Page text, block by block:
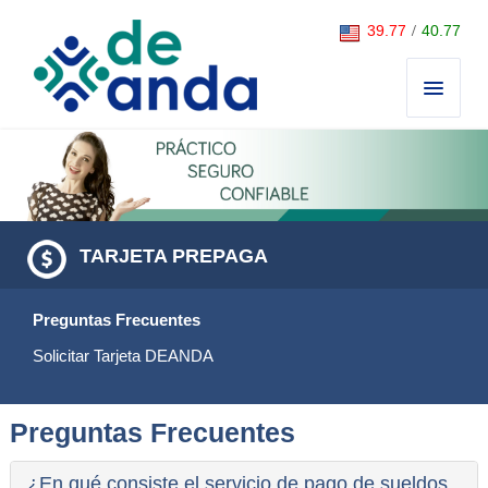
39.77 / 40.77
TARJETA PREPAGA
Preguntas Frecuentes
Solicitar Tarjeta DEANDA
Preguntas Frecuentes
¿En qué consiste el servicio de pago de sueldos